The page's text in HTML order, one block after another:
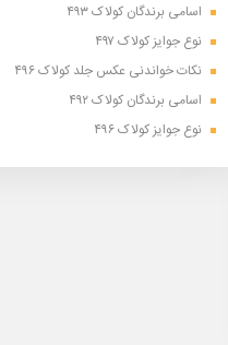
اسامی برندگان کولاک ۴۹۳
نوع جوایز کولاک ۴۹۷
نکات خواندنی عکس جلد کولاک ۴۹۶
اسامی برندگان کولاک ۴۹۲
نوع جوایز کولاک ۴۹۶